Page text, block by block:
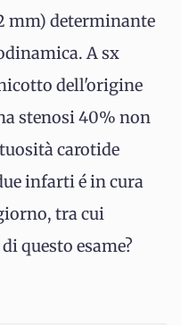
mm) determinante
A sx
dell'origine
stenosi 40% non
carotide
infarti é in cura
tra cui
questo esame?